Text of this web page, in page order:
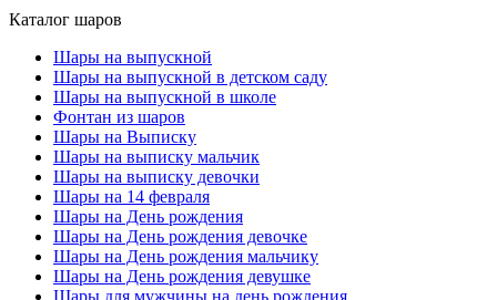
Каталог шаров
Шары на выпускной
Шары на выпускной в детском саду
Шары на выпускной в школе
Фонтан из шаров
Шары на Выписку
Шары на выписку мальчик
Шары на выписку девочки
Шары на 14 февраля
Шары на День рождения
Шары на День рождения девочке
Шары на День рождения мальчику
Шары на День рождения девушке